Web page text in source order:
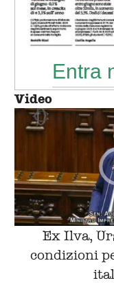
Entra
Video
Ex Ilva,
condizioni